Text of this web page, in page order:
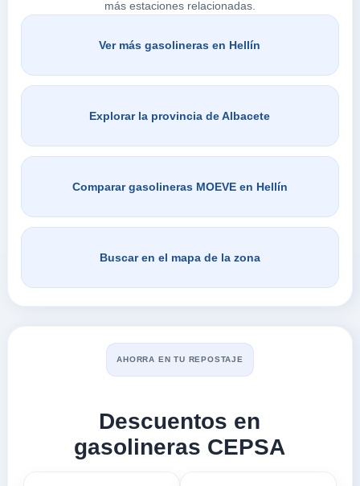
HELLIN,
más estaciones relacionadas.
Ver más gasolineras en Hellín
Explorar la provincia de Albacete
Comparar gasolineras MOEVE en Hellín
Buscar en el mapa de la zona
AHORRA EN TU REPOSTAJE
Descuentos en
gasolineras CEPSA